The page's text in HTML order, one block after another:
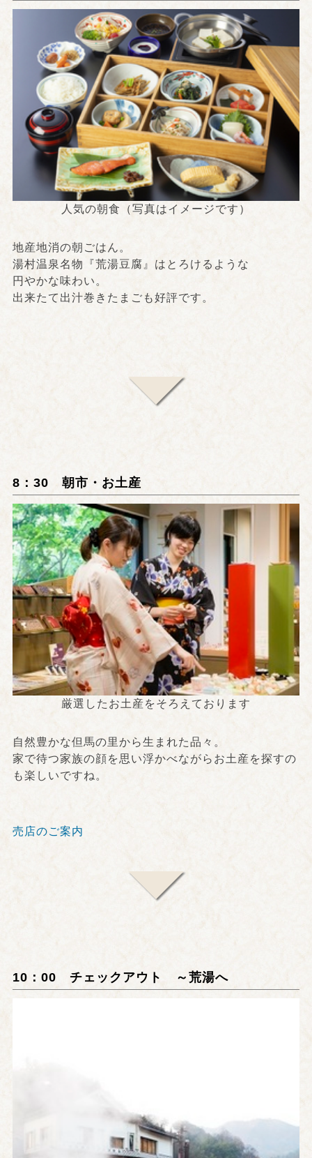
人気の朝食（写真はイメージです）
地産地消の朝ごはん。
湯村温泉名物『荒湯豆腐』はとろけるような
円やかな味わい。
出来たて出汁巻きたまごも好評です。
8：30 朝市・お土産
厳選したお土産をそろえております
自然豊かな但馬の里から生まれた品々。
家で待つ家族の顔を思い浮かべながらお土産を探すの
も楽しいですね。
売店のご案内
10：00 チェックアウト ～荒湯へ